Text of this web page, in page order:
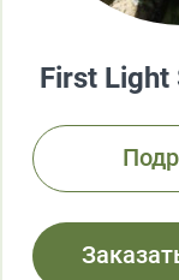
First Light